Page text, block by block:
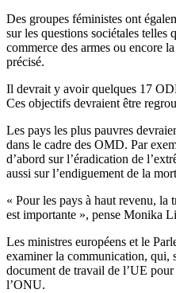
Des groupes féministes ont
sur les questions sociétales telles
commerce des armes ou encore
précisé.
Il devrait y avoir quelques 17
Ces objectifs devraient être
Les pays les plus pauvres
dans le cadre des OMD. Par
d’abord sur l’éradication de
aussi sur l’endiguement de la
« Pour les pays à haut revenu, la
est importante », pense Monika
Les ministres européens et le
examiner la communication, qui,
document de travail de l’UE
l’ONU.